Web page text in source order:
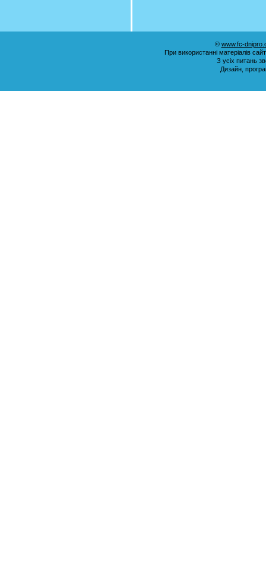
© www.fc-
При використанні матеріалів
З усіх питань
Дизайн,